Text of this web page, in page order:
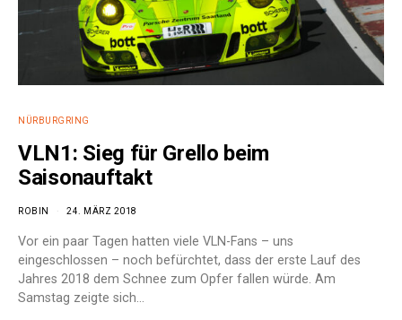
NÜRBURGRING
VLN1: Sieg für Grello beim
Saisonauftakt
ROBIN 24. MÄRZ 2018
Vor ein paar Tagen hatten viele VLN-Fans – uns
eingeschlossen – noch befürchtet, dass der erste Lauf des
Jahres 2018 dem Schnee zum Opfer fallen würde. Am
Samstag zeigte sich…